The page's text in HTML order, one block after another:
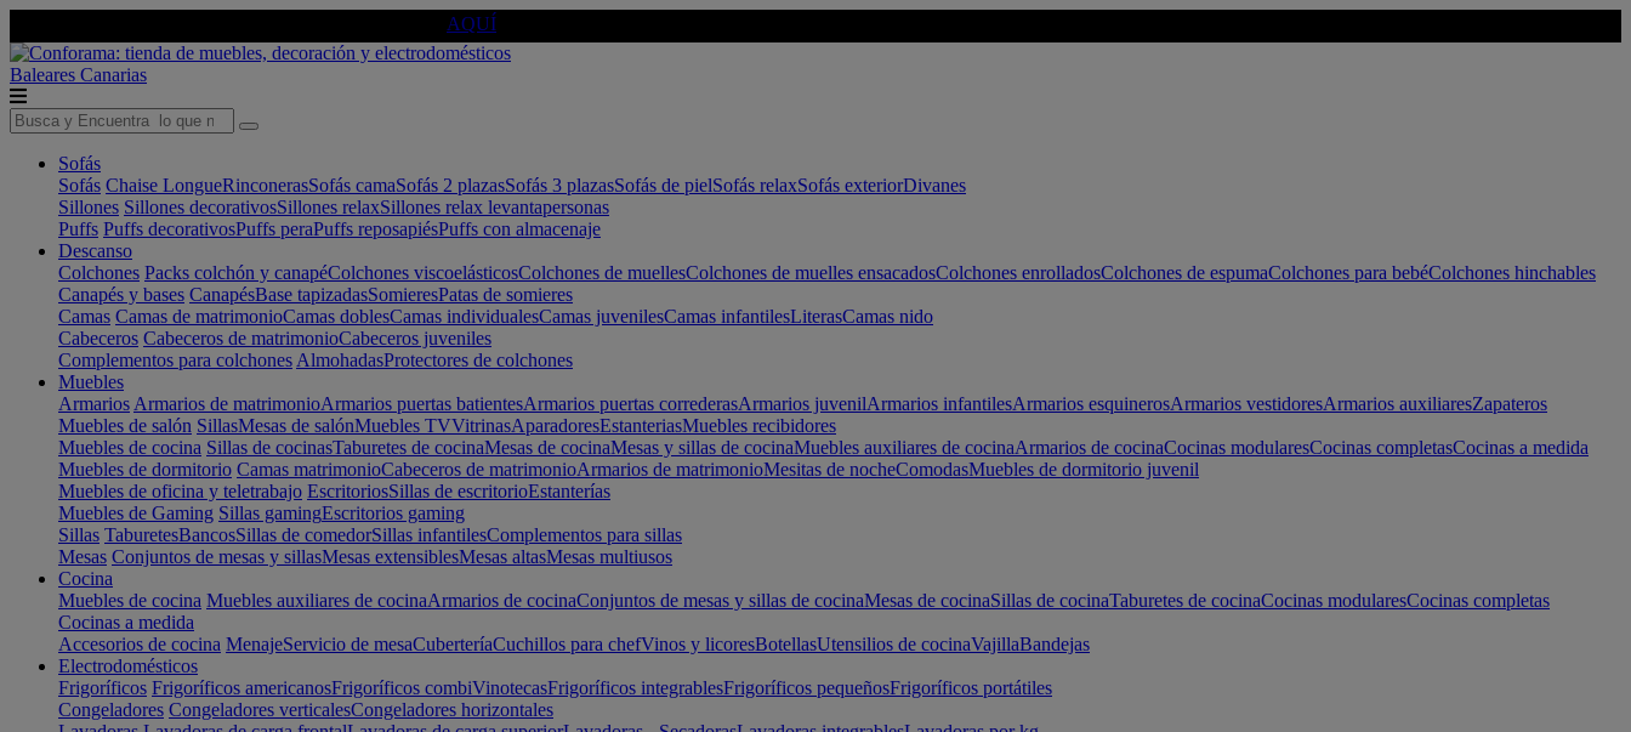
AQUÍ
Baleares Canarias
Sofás
Sofás Chaise LongueRinconerasSofás camaSofás 2 plazasSofás 3 plazasSofás de pielSofás relaxSofás exteriorDivanes
Sillones Sillones decorativosSillones relaxSillones relax levantapersonas
Puffs Puffs decorativosPuffs peraPuffs reposapiésPuffs con almacenaje
Descanso
Colchones Packs colchón y canapéColchones viscoelásticosColchones de muellesColchones de muelles ensacadosColchones enrolladosColchones de espumaColchones para bebéColchones hinchables
Canapés y bases CanapésBase tapizadasSomieresPatas de somieres
Camas Camas de matrimonioCamas doblesCamas individualesCamas juvenilesCamas infantilesLiterasCamas nido
Cabeceros Cabeceros de matrimonioCabeceros juveniles
Complementos para colchones AlmohadasProtectores de colchones
Muebles
Armarios Armarios de matrimonioArmarios puertas batientesArmarios puertas correderasArmarios juvenilArmarios infantilesArmarios esquinerosArmarios vestidoresArmarios auxiliaresZapateros
Muebles de salón SillasMesas de salónMuebles TVVitrinasAparadoresEstanteriasMuebles recibidores
Muebles de cocina Sillas de cocinasTaburetes de cocinaMesas de cocinaMesas y sillas de cocinaMuebles auxiliares de cocinaArmarios de cocinaCocinas modularesCocinas completasCocinas a medida
Muebles de dormitorio Camas matrimonioCabeceros de matrimonioArmarios de matrimonioMesitas de nocheComodasMuebles de dormitorio juvenil
Muebles de oficina y teletrabajo EscritoriosSillas de escritorioEstanterías
Muebles de Gaming Sillas gamingEscritorios gaming
Sillas TaburetesBancosSillas de comedorSillas infantilesComplementos para sillas
Mesas Conjuntos de mesas y sillasMesas extensiblesMesas altasMesas multiusos
Cocina
Muebles de cocina Muebles auxiliares de cocinaArmarios de cocinaConjuntos de mesas y sillas de cocinaMesas de cocinaSillas de cocinaTaburetes de cocinaCocinas modularesCocinas completas
Cocinas a medida
Accesorios de cocina MenajeServicio de mesaCuberteríaCuchillos para chefVinos y licoresBotellasUtensilios de cocinaVajillaBandejas
Electrodomésticos
Frigoríficos Frigoríficos americanosFrigoríficos combiVinotecasFrigoríficos integrablesFrigoríficos pequeñosFrigoríficos portátiles
Congeladores Congeladores verticalesCongeladores horizontales